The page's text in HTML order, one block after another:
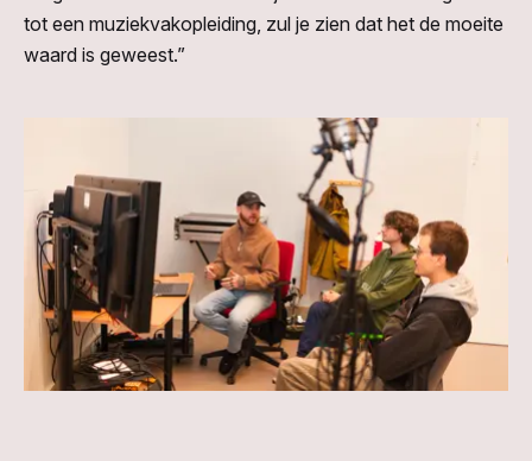
tot een muziekvakopleiding, zul je zien dat het de moeite
waard is geweest.”